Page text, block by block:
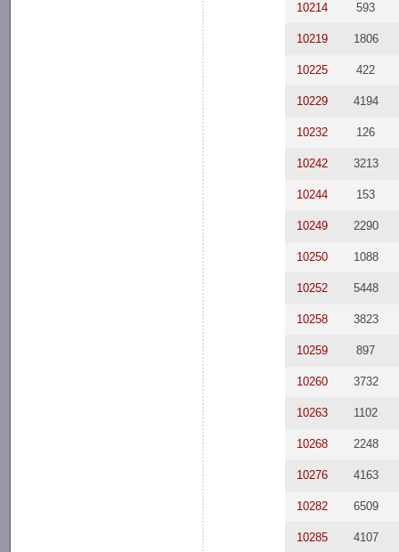
10214 593
10219 1806
10225 422
10229 4194
10232 126
10242 3213
10244 153
10249 2290
10250 1088
10252 5448
10258 3823
10259 897
10260 3732
10263 1102
10268 2248
10276 4163
10282 6509
10285 4107